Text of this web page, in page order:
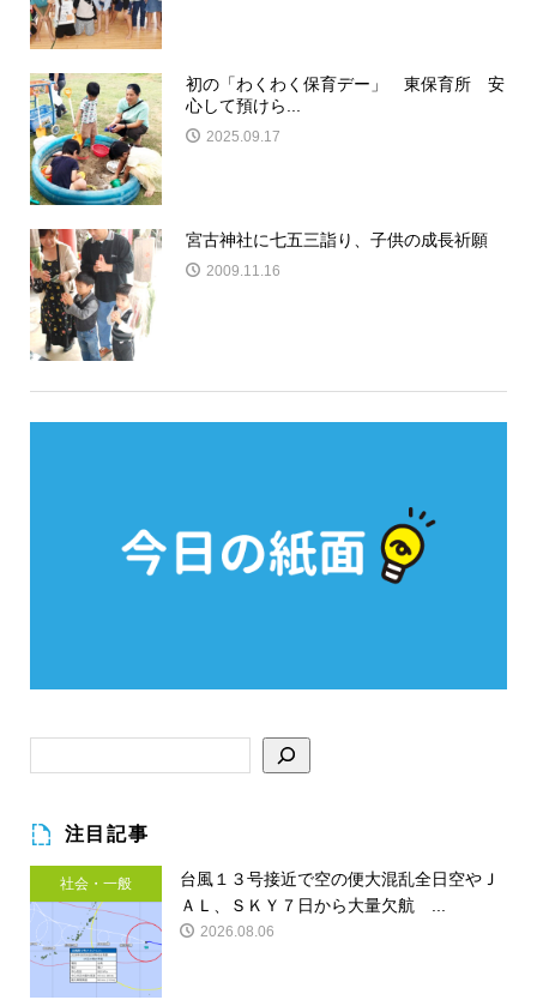
初の「わくわく保育デー」 東保育所 安
心して預けら...
2025.09.17
宮古神社に七五三詣り、子供の成長祈願
2009.11.16
注目記事
社会・一般
台風１３号接近で空の便大混乱全日空やＪ
ＡＬ、ＳＫＹ７日から大量欠航 ...
2026.08.06